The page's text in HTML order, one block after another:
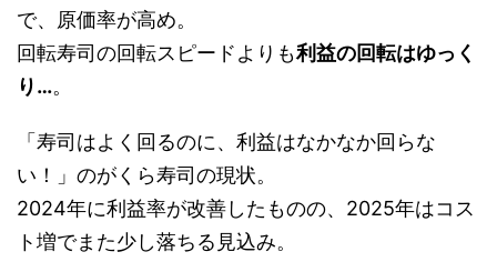
で、原価率が高め。
回転寿司の回転スピードよりも利益の回転はゆっく
り…。
「寿司はよく回るのに、利益はなかなか回らな
い！」のがくら寿司の現状。
2024年に利益率が改善したものの、2025年はコス
ト増でまた少し落ちる見込み。